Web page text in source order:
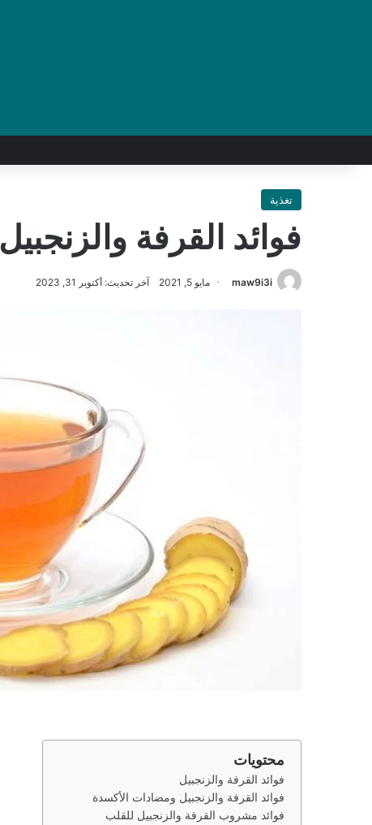
تغذية
فوائد القرفة والزنجبيل
maw9i3i مايو 5, 2021 آخر تحديث: أكتوبر 31, 2023
محتويات
فوائد القرفة والزنجبيل
فوائد القرفة والزنجبيل ومضادات الأكسدة
فوائد مشروب القرفة والزنجبيل للقلب